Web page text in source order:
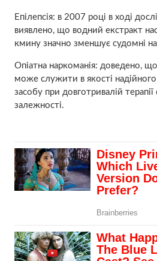
Епілепсія: в 2007 році в ході
виявлено, що водний екстракт
кмину значно зменшує судомні
Опіатна наркоманія: доведено,
може служити в якості надійного
засобу при довготривалій терапії
залежності.